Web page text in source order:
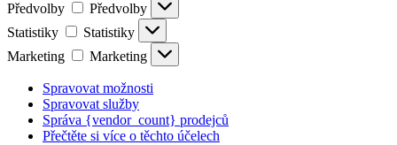
Předvolby
Předvolby
Statistiky
Statistiky
Marketing
Marketing
Spravovat možnosti
Spravovat služby
Správa {vendor_count} prodejců
Přečtěte si více o těchto účelech